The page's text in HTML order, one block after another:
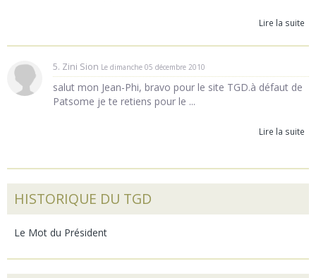
Lire la suite
5. Zini Sion Le dimanche 05 décembre 2010
salut mon Jean-Phi, bravo pour le site TGD.à défaut de
Patsome je te retiens pour le ...
Lire la suite
HISTORIQUE DU TGD
Le Mot du Président